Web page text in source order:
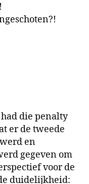
die penalty
er de tweede
en
gegeven om
voor de
duidelijkheid: